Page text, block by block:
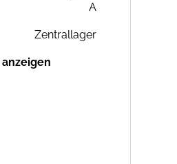
A
Zentrallager